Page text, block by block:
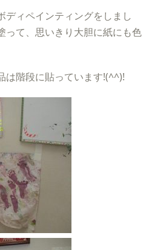
ディペインティングをしまし
って、思いきり大胆に紙にも色
は階段に貼っています!(^^)!